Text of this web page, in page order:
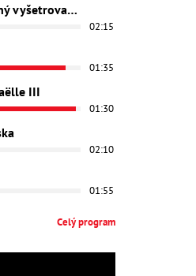
NCIS - Námorný vyšetrovací úrad
02:15
01:35
III
01:30
02:10
01:55
Celý program